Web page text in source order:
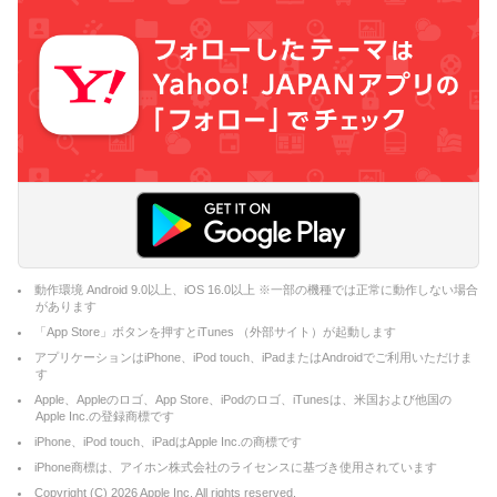
動作環境 Android 9.0以上、iOS 16.0以上 ※一部の機種では正常に動作しない場合
があります
「App Store」ボタンを押すとiTunes （外部サイト）が起動します
アプリケーションはiPhone、iPod touch、iPadまたはAndroidでご利用いただけま
す
Apple、Appleのロゴ、App Store、iPodのロゴ、iTunesは、米国および他国の
Apple Inc.の登録商標です
iPhone、iPod touch、iPadはApple Inc.の商標です
iPhone商標は、アイホン株式会社のライセンスに基づき使用されています
Copyright (C) 2026Apple Inc. All rights reserved.